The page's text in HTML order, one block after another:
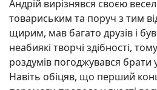
Андрій вирізнявся своєю
товариським та поруч з тим
щирим, мав багато друзів і
неабиякі творчі здібності,
роздумів погоджувався брати
Навіть обіцяв, що перший